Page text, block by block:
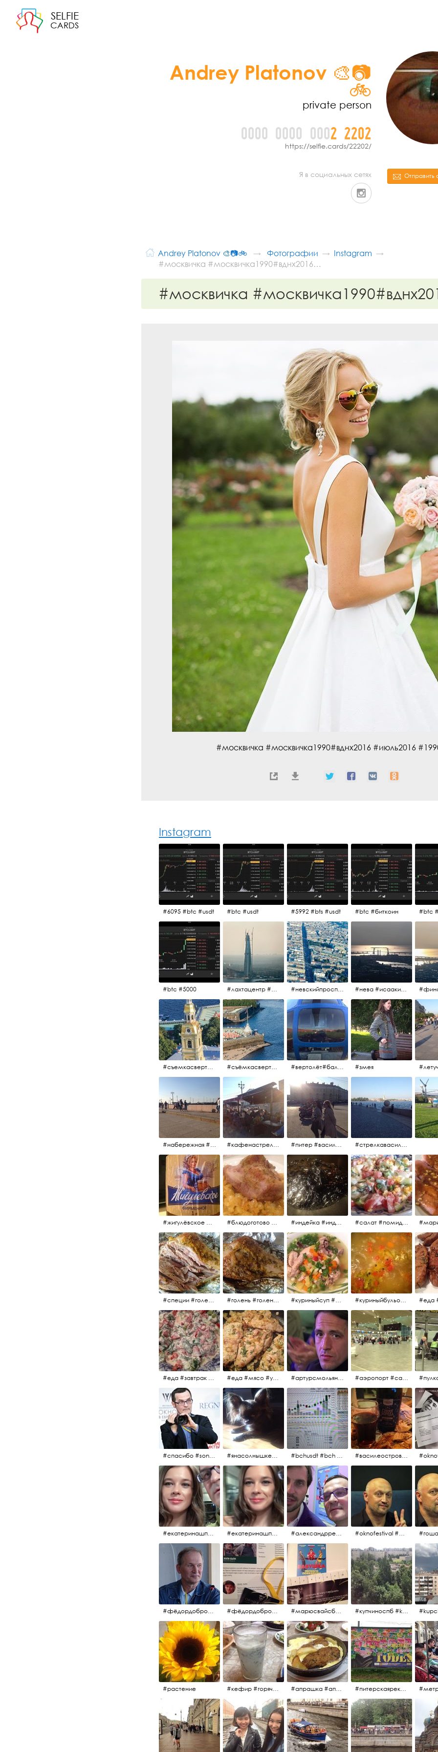
SELFIE
CARDS
Andrey Platonov 🎨📷
🚲
private person
0000 0000 0002 2202
https://selfie.cards/22202/
Я в социальных сетях
Andrey Platonov 🎨📷🚲 Фотографии
Instagram
#москвичка #москвичка1990#вднх2016…
#москвичка
#москвичка #москвичка1990#вднх2016 #июль2016
Instagram
#6095 #btc #usdt #btc #usdt #5992 #bts #usdt #btc #биткоин #btc
#btc #5000 #лахтацентр #лахта #башнягазпром #газпром #башня #небоскрёбпитера #небоскрёб #финскийзалив #санктпетербург #невскийпроспект #центргорода #санктпетербург #осень2017 #когдапаришьнадгородом #нева #исаакий #исаакиевскийсобор #нева #васильевскийостров #адмиралтейскийрайон #финскийзалив #дворцовыймост #небонадпитером #осень2017
#съемкасвертолета #вертолёт #съёмкасвертолёта #петропавловскаякрепость #заячийостров #санктпетербург #съёмкасвертолёта #питер #петропавловскаякрепость #нева #осень2017 #вертолёт#балтийскиеавиалинии #петропавловскаякрепость #заячийостров #полётынадпитером #полётынадгородом #полёты #змея
#набережная #людигуляют #биржевоймост #кафенастрелкевасильевскогоострова #байкеры #питер #васильевскийостров #байкеры #иностранцы #стрелкавасильевскогоострова #нева #река
#жигулёвское #пиво #свежеепиво #beer #напиток #блюдоготово #можнокушать #простолук #лук #индейкавфольге #мясоиндейки #индейка #индейкавфольге #еда #мясоиндейки 🚀 #салат #помидоры #яйцо #огурцы #зелень #кинза #петрушка #укроп #сметана #соль #витамины
#специи #голень #голеньиндейки #индейка #мясо #еда #завтрак #голеньиндейкивфольге #голень #голеньиндейки #голеньиндейкивфольге #индейка #завтрак #еда #мясо #куриныйсуп #еда #ужин #можнокушать #куриныйбульон #лавровыйлист #помидоры #картофель #чеснок #лук #морковь #приправы #перецдушистый #курица #ужин #еда #сольповкусу #жёлтыйкарри #имбирь #кориандр #кокос #лимонныйсок #оливковоемасло #кумин #кайенскийперец
#еда #завтрак #витамины #помидоры #укроп #огурцы #сметана #салат #еда #мясо #утро #завтрак #едакакисточниквдохновения #артурсмольянинов @melnikovadsh #artursmolyaninov #аэропорт #санктпетербург #пулково #мореморе #моремолнцепесок #дваночи
#спасибо #sony #nikon #oknofestivsl @alex_kurov #aplgallery #янасолнышкележу #янасолнышкогляжу #чихуахуа #bchusdt #bch #usdt #sell #buy #exchange #markets #bitcoincash #cryptocurrency #pump #василеостровское #синяяборода #пиво #пивовобла #вобла #рыба
#екатеринашпица #шпица @ekaterinashpitsa #екатеринашпица #шпица @ekaterinashpitsa #александрревва #ревва #артурпирожков #бабушкалегкогоповедения @arthurpirozhkov #oknofestival #gosha #гошакуценко
#фёдордобронравов #кино #хорошеекино #жилибыли #фёдордобронравов #эдуардпарри #жилибыли #иринарозанова #марюсвайсберг #александрревва #глюкоза #любовьвбольшомгороде #ххvфестивальроссийскогокино #купчиноспб #kupchino
#растение #кефир #горячийкефир #национальноеблюдо #лаваш #вкусно #апрашка #апраксиндвор #кафенаапрашке #куринаякотлетанасковороде #сковородка #кафедлясвоих #питерскаяреклама #todes #куколки #окраинапитера #фрунзенскийрайон